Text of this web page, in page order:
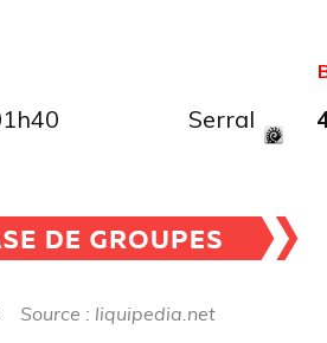
Serral
Source : liquipedia.net